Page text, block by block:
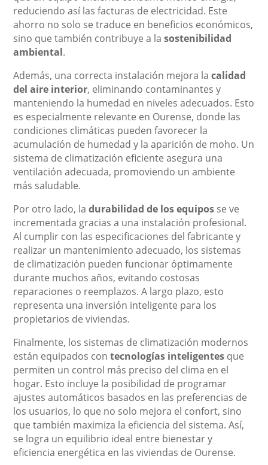
reduciendo así las facturas de electricidad. Este
ahorro no solo se traduce en beneficios económicos,
sino que también contribuye a lasostenibilidad
ambiental.
Además, una correcta instalación mejora lacalidad
del aire interior, eliminando contaminantes y
manteniendo la humedad en niveles adecuados. Esto
es especialmente relevante en Ourense, donde las
condiciones climáticas pueden favorecer la
acumulación de humedad y la aparición de moho. Un
sistema de climatización eficiente asegura una
ventilación adecuada, promoviendo un ambiente
más saludable.
Por otro lado, ladurabilidad de los equipos se ve
incrementada gracias a una instalación profesional.
Al cumplir con las especificaciones del fabricante y
realizar un mantenimiento adecuado, los sistemas
de climatización pueden funcionar óptimamente
durante muchos años, evitando costosas
reparaciones o reemplazos. A largo plazo, esto
representa una inversión inteligente para los
propietarios de viviendas.
Finalmente, los sistemas de climatización modernos
están equipados contecnologías inteligentes que
permiten un control más preciso del clima en el
hogar. Esto incluye la posibilidad de programar
ajustes automáticos basados en las preferencias de
los usuarios, lo que no solo mejora el confort, sino
que también maximiza la eficiencia del sistema. Así,
se logra un equilibrio ideal entre bienestar y
eficiencia energética en las viviendas de Ourense.